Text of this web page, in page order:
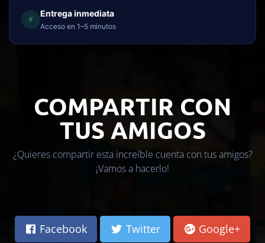
⚡
Entrega inmediata
Acceso en 1–5 minutos
COMPARTIR CON
TUS AMIGOS
¿Quieres compartir esta increíble cuenta con tus amigos?
¡Vamos a hacerlo!
Facebook Twitter Google+